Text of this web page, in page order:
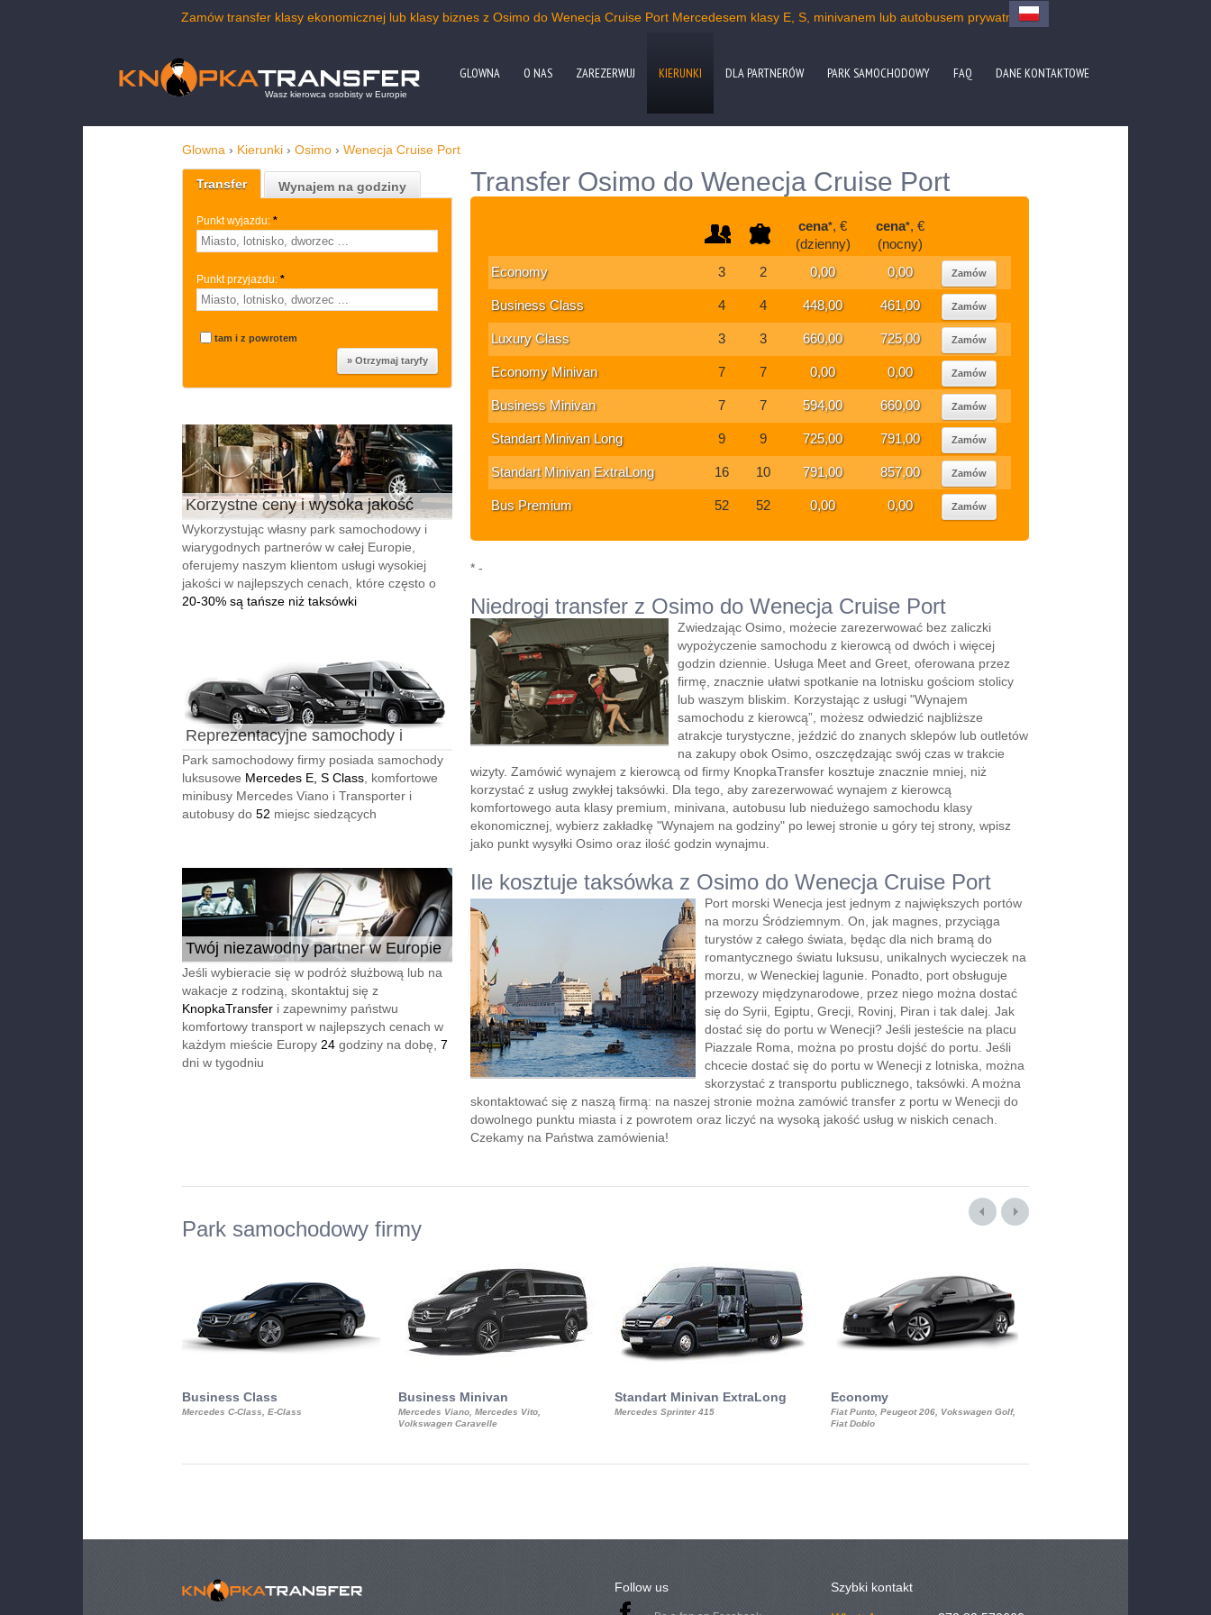
Zamów transfer klasy ekonomicznej lub klasy biznes z Osimo do Wenecja Cruise Port Mercedesem klasy E, S, minivanem lub autobusem prywatnym
Wasz kierowca osobisty w Europie
GLOWNA O NAS ZAREZERWUJ KIERUNKI DLA PARTNERÓW PARK SAMOCHODOWY FAQ DANE KONTAKTOWE
Glowna › Kierunki › Osimo › Wenecja Cruise Port
Transfer Wynajem na godziny
Punkt wyjazdu: *
Punkt przyjazdu: *
tam i z powrotem
Korzystne ceny i wysoka jakość
Wykorzystując własny park samochodowy i
wiarygodnych partnerów w całej Europie,
oferujemy naszym klientom usługi wysokiej
jakości w najlepszych cenach, które często o
20-30% są tańsze niż taksówki
Reprezentacyjne samochody i
autobusy
Park samochodowy firmy posiada samochody
luksusowe Mercedes E, S Class , komfortowe
minibusy Mercedes Viano i Transporter i
autobusy do 52 miejsc siedzących
Twój niezawodny partner w Europie
24/7
Jeśli wybieracie się w podróż służbową lub na
wakacje z rodziną, skontaktuj się z
KnopkaTransfer i zapewnimy państwu
komfortowy transport w najlepszych cenach w
każdym mieście Europy 24 godziny na dobę, 7
dni w tygodniu
Transfer Osimo do Wenecja Cruise Port
cena*, €
(dzienny)
cena*, €
(nocny)
Economy
3 2 0,00 0,00 Zamów
Business Class 4 4 448,00 461,00 Zamów
Luxury Class 3 3 660,00 725,00 Zamów
Economy Minivan 7 7 0,00 0,00 Zamów
Business Minivan 7 7 594,00 660,00 Zamów
Standart Minivan Long 9 9 725,00 791,00 Zamów
Standart Minivan ExtraLong 16 10 791,00 857,00 Zamów
Bus Premium 52 52 0,00 0,00 Zamów
* -
Niedrogi transfer z Osimo do Wenecja Cruise Port
Zwiedzając Osimo, możecie zarezerwować bez zaliczki
wypożyczenie samochodu z kierowcą od dwóch i więcej
godzin dziennie. Usługa Meet and Greet, oferowana przez
firmę, znacznie ułatwi spotkanie na lotnisku gościom stolicy
lub waszym bliskim. Korzystając z usługi "Wynajem
samochodu z kierowcą”, możesz odwiedzić najbliższe
atrakcje turystyczne, jeździć do znanych sklepów lub outletów
na zakupy obok Osimo, oszczędzając swój czas w trakcie
wizyty. Zamówić wynajem z kierowcą od firmy KnopkaTransfer kosztuje znacznie mniej, niż
korzystać z usług zwykłej taksówki. Dla tego, aby zarezerwować wynajem z kierowcą
komfortowego auta klasy premium, minivana, autobusu lub niedużego samochodu klasy
ekonomicznej, wybierz zakładkę "Wynajem na godziny" po lewej stronie u góry tej strony, wpisz
jako punkt wysyłki Osimo oraz ilość godzin wynajmu.
Ile kosztuje taksówka z Osimo do Wenecja Cruise Port
Port morski Wenecja jest jednym z największych portów
na morzu Śródziemnym. On, jak magnes, przyciąga
turystów z całego świata, będąc dla nich bramą do
romantycznego światu luksusu, unikalnych wycieczek na
morzu, w Weneckiej lagunie. Ponadto, port obsługuje
przewozy międzynarodowe, przez niego można dostać
się do Syrii, Egiptu, Grecji, Rovinj, Piran i tak dalej. Jak
dostać się do portu w Wenecji? Jeśli jesteście na placu
Piazzale Roma, można po prostu dojść do portu. Jeśli
chcecie dostać się do portu w Wenecji z lotniska, można
skorzystać z transportu publicznego, taksówki. A można
skontaktować się z naszą firmą: na naszej stronie można zamówić transfer z portu w Wenecji do
dowolnego punktu miasta i z powrotem oraz liczyć na wysoką jakość usług w niskich cenach.
Czekamy na Państwa zamówienia!
Park samochodowy firmy
Business Class
Mercedes C-Class, E-Class
Business Minivan
Mercedes Viano, Mercedes Vito,
Volkswagen Caravelle
Standart Minivan ExtraLong
Mercedes Sprinter 415
Economy
Fiat Punto, Peugeot 206, Vokswagen Golf,
Fiat Doblo
Follow us Szybki kontakt